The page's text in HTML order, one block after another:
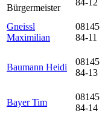
Bürgermeister
84-12
Gneissl
Maximilian
08145
84-11
Baumann Heidi
08145
84-13
Bayer Tim
08145
84-14